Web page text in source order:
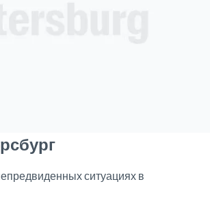
ситуациях в